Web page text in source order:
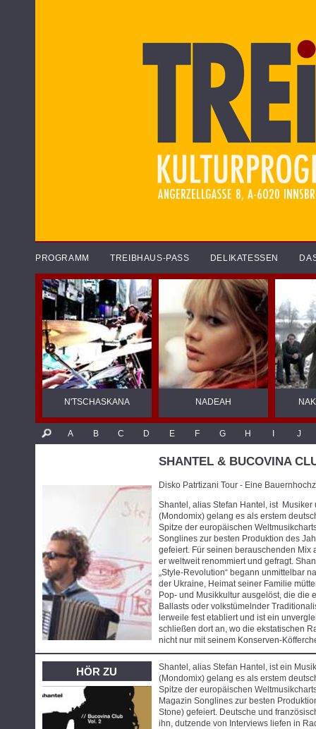
PROGRAMM TREIBHAUS-PASS DELIKATESSEN
N'TSCHASKANA NADEAH
A B C D E F G H J
SHANTEL & BUCOVINA
Disko Patrtizani Tour - Eine
Shantel, alias Stefan Hantel, ist Musiker
(Mondomix) gelang es als erstem
Spitze der europäischen
Songlines zur besten Produktion des
gefeiert. Für seinen berauschenden Mix
er weltweit renommiert und gefragt.
„Style-Revolution“ begann unmittelbar
der Ukraine, Heimat seiner Familie
Pop- und Musikkultur ausgelöst, die
Ballasts oder volkstümelnder
lerweile fest etabliert und ist ein
schließen dort an, wo die ekstatischen
nicht nur mit seinem Konserven-
HÖR ZU
Shantel, alias Stefan Hantel, ist ein
(Mondomix) gelang es als erstem
Spitze der europäischen
Magazin Songlines zur besten
Stone) gefeiert. Deutsche und
ihn, dutzende von Interviews liefen in